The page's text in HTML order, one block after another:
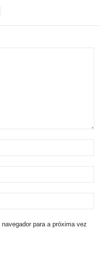
para a próxima vez